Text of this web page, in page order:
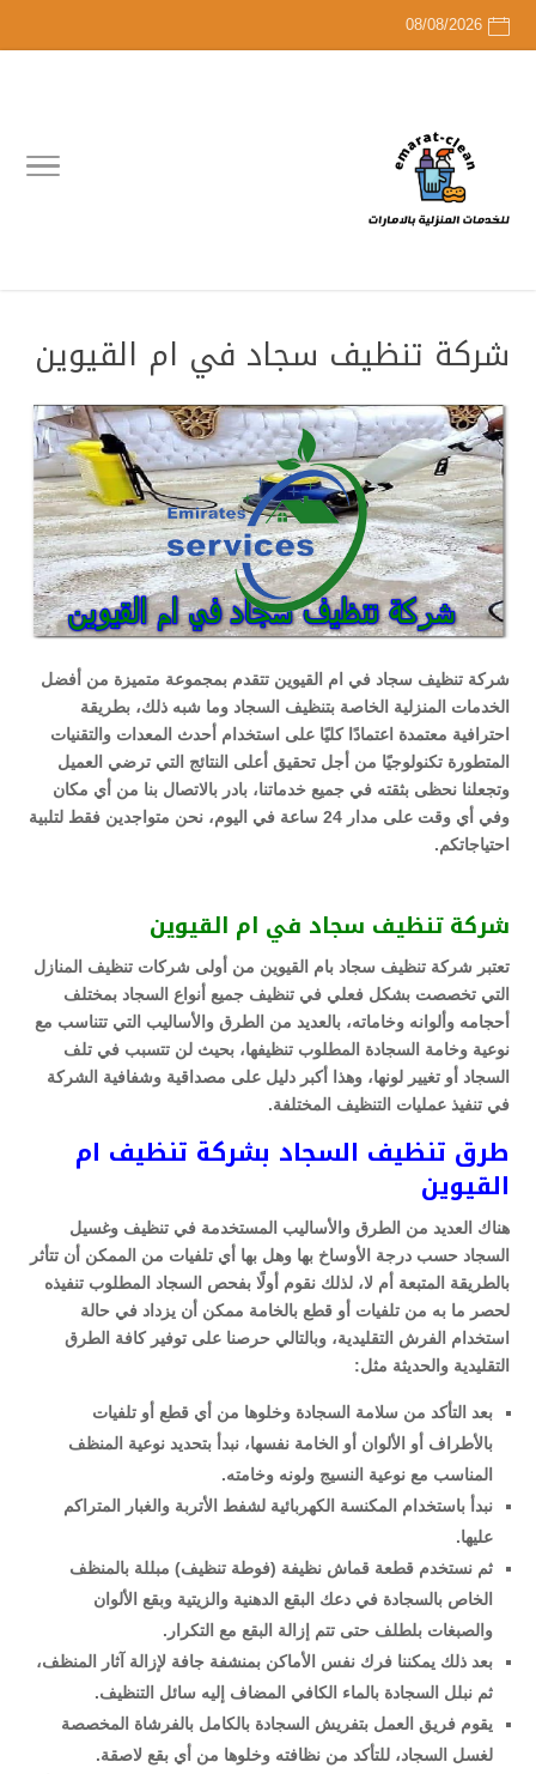
08/08/2026
شركة تنظيف سجاد في ام القيوين
شركة تنظيف سجاد في ام القيوين تتقدم بمجموعة متميزة من أفضل
الخدمات المنزلية الخاصة بتنظيف السجاد وما شبه ذلك، بطريقة
احترافية معتمدة اعتمادًا كليًا على استخدام أحدث المعدات والتقنيات
المتطورة تكنولوجيًا من أجل تحقيق أعلى النتائج التي ترضي العميل
وتجعلنا نحظى بثقته في جميع خدماتنا، بادر بالاتصال بنا من أي مكان
وفي أي وقت على مدار 24 ساعة في اليوم، نحن متواجدين فقط لتلبية
احتياجاتكم.
شركة تنظيف سجاد في ام القيوين
تعتبر شركة تنظيف سجاد بام القيوين من أولى شركات تنظيف المنازل
التي تخصصت بشكل فعلي في تنظيف جميع أنواع السجاد بمختلف
أحجامه وألوانه وخاماته، بالعديد من الطرق والأساليب التي تتناسب مع
نوعية وخامة السجادة المطلوب تنظيفها، بحيث لن تتسبب في تلف
السجاد أو تغيير لونها، وهذا أكبر دليل على مصداقية وشفافية الشركة
في تنفيذ عمليات التنظيف المختلفة.
طرق تنظيف السجاد بشركة تنظيف ام
القيوين
هناك العديد من الطرق والأساليب المستخدمة في تنظيف وغسيل
السجاد حسب درجة الأوساخ بها وهل بها أي تلفيات من الممكن أن تتأثر
بالطريقة المتبعة أم لا، لذلك نقوم أولًا بفحص السجاد المطلوب تنفيذه
لحصر ما به من تلفيات أو قطع بالخامة ممكن أن يزداد في حالة
استخدام الفرش التقليدية، وبالتالي حرصنا على توفير كافة الطرق
التقليدية والحديثة مثل:
بعد التأكد من سلامة السجادة وخلوها من أي قطع أو تلفيات
بالأطراف أو الألوان أو الخامة نفسها، نبدأ بتحديد نوعية المنظف
المناسب مع نوعية النسيج ولونه وخامته.
نبدأ باستخدام المكنسة الكهربائية لشفط الأتربة والغبار المتراكم
عليها.
ثم نستخدم قطعة قماش نظيفة (فوطة تنظيف) مبللة بالمنظف
الخاص بالسجادة في دعك البقع الدهنية والزيتية وبقع الألوان
والصبغات بلطلف حتى تتم إزالة البقع مع التكرار.
بعد ذلك يمكننا فرك نفس الأماكن بمنشفة جافة لإزالة آثار المنظف،
ثم نبلل السجادة بالماء الكافي المضاف إليه سائل التنظيف.
يقوم فريق العمل بتفريش السجادة بالكامل بالفرشاة المخصصة
لغسل السجاد، للتأكد من نظافته وخلوها من أي بقع لاصقة.